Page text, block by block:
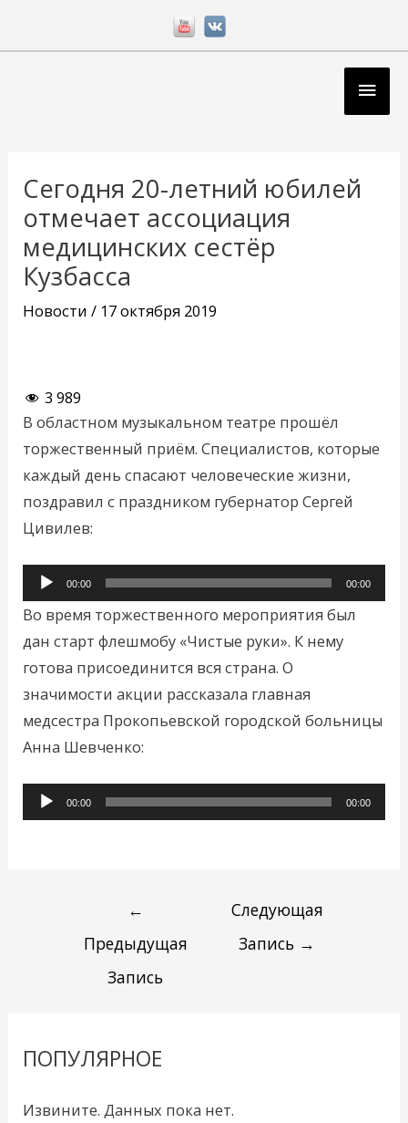
Сегодня 20-летний юбилей
отмечает ассоциация
медицинских сестёр
Кузбасса
Новости / 17 октября 2019
3 989
В областном музыкальном театре прошёл
торжественный приём. Специалистов, которые
каждый день спасают человеческие жизни,
поздравил с праздником губернатор Сергей
Цивилев:
Аудиоплеер
00:00 00:00
Во время торжественного мероприятия был
дан старт флешмобу «Чистые руки». К нему
готова присоединится вся страна. О
значимости акции рассказала главная
медсестра Прокопьевской городской больницы
Анна Шевченко:
Аудиоплеер
00:00 00:00
записям
←
Предыдущая
Запись
Следующая
Запись →
ПОПУЛЯРНОЕ
Извините. Данных пока нет.